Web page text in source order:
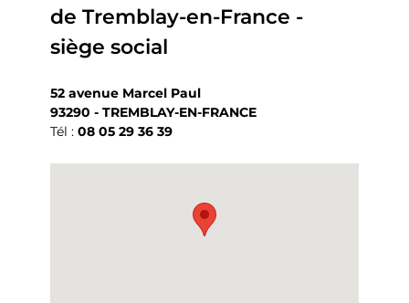
de Tremblay-en-France -
siège social
52 avenue Marcel Paul
93290 - TREMBLAY-EN-FRANCE
Tél : 08 05 29 36 39